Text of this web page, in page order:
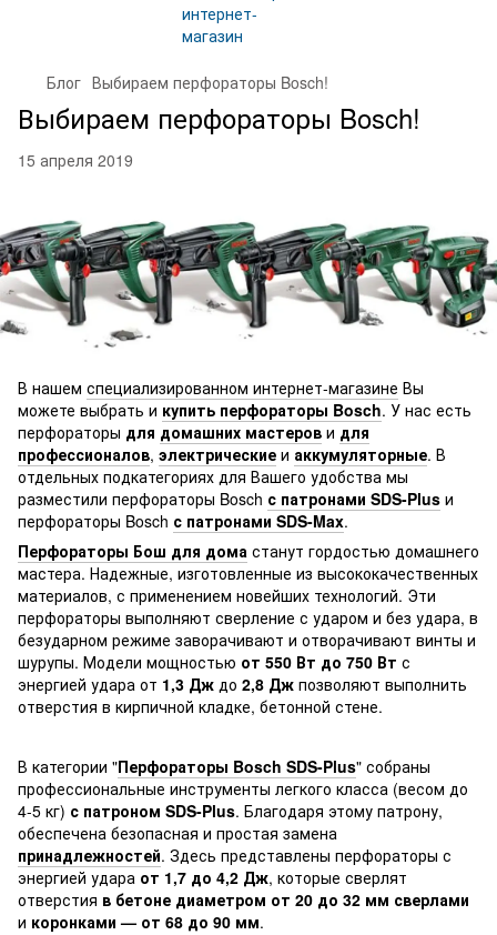
Блог Выбираем перфораторы Bosch!
Выбираем перфораторы Bosch!
15 апреля 2019
В нашем специализированном интернет-магазине Вы
можете выбрать и купить перфораторы Bosch. У нас есть
перфораторы для домашних мастеров и для
профессионалов, электрические и аккумуляторные. В
отдельных подкатегориях для Вашего удобства мы
разместили перфораторы Bosch с патронами SDS-Plus и
перфораторы Bosch с патронами SDS-Max.
Перфораторы Бош для дома станут гордостью домашнего
мастера. Надежные, изготовленные из высококачественных
материалов, с применением новейших технологий. Эти
перфораторы выполняют сверление с ударом и без удара, в
безударном режиме заворачивают и отворачивают винты и
шурупы. Модели мощностью от 550 Вт до 750 Вт с
энергией удара от 1,3 Дж до 2,8 Дж позволяют выполнить
отверстия в кирпичной кладке, бетонной стене.
В категории "Перфораторы Bosch SDS-Plus" собраны
профессиональные инструменты легкого класса (весом до
4-5 кг) с патроном SDS-Plus. Благодаря этому патрону,
обеспечена безопасная и простая замена
принадлежностей. Здесь представлены перфораторы с
энергией удара от 1,7 до 4,2 Дж, которые сверлят
отверстия в бетоне диаметром от 20 до 32 мм сверлами
и коронками — от 68 до 90 мм.